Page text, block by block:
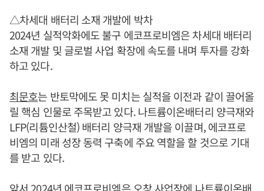
△차세대 배터리 소재 개발에 박차
2024년 실적악화에도 불구 에코프로비엠은 차세대 배터리
소재 개발 및 글로벌 사업 확장에 속도를 내며 투자를 강화
하고 있다.
최문호는 반토막에도 못 미치는 실적을 이전과 같이 끌어올
릴 핵심 인물로 주목받고 있다. 나트륨이온배터리 양극재와
LFP(리튬인산철) 배터리 양극재 개발을 이끌며, 에코프로
비엠의 미래 성장 동력 구축에 주요 역할을 할 것으로 기대
를 받고 있다.